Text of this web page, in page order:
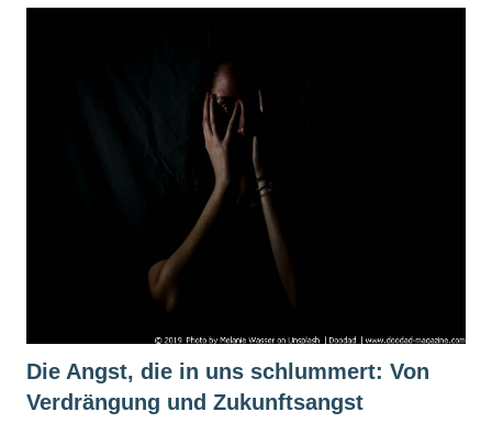
Die Angst, die in uns schlummert: Von
Verdrängung und Zukunftsangst